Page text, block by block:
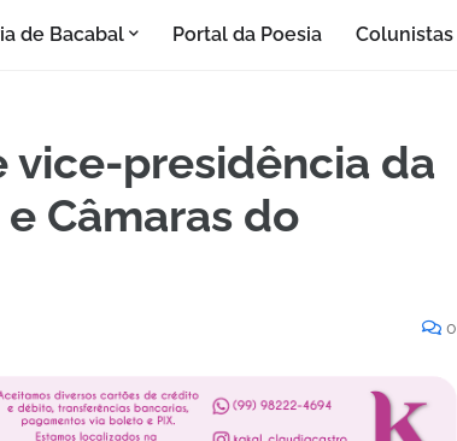
de Bacabal Portal da Poesia Colunistas
vice-presidência da
Câmaras do
0